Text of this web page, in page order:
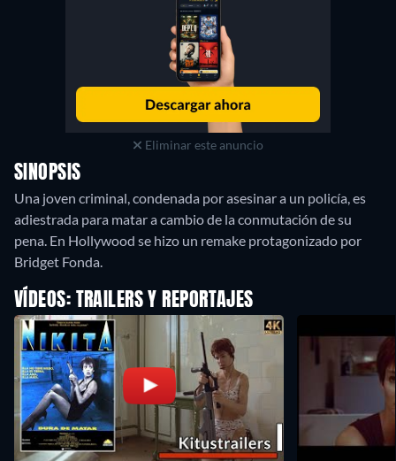
Eliminar este anuncio
SINOPSIS
Una joven criminal, condenada por asesinar a un policía, es
adiestrada para matar a cambio de la conmutación de su
pena. En Hollywood se hizo un remake protagonizado por
Bridget Fonda.
VÍDEOS: TRAILERS Y REPORTAJES